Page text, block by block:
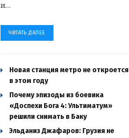
и…
ЧИТАТЬ ДАЛЕЕ
Новая станция метро не откроется
в этом году
Почему эпизоды из боевика
«Доспехи Бога 4: Ультиматум»
решили снимать в Баку
Эльданиз Джафаров: Грузия не